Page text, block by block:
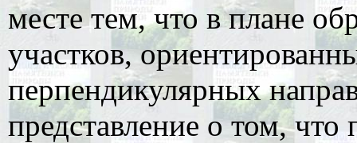
месте тем, что в плане
участков,
перпендикулярных
представление о том,